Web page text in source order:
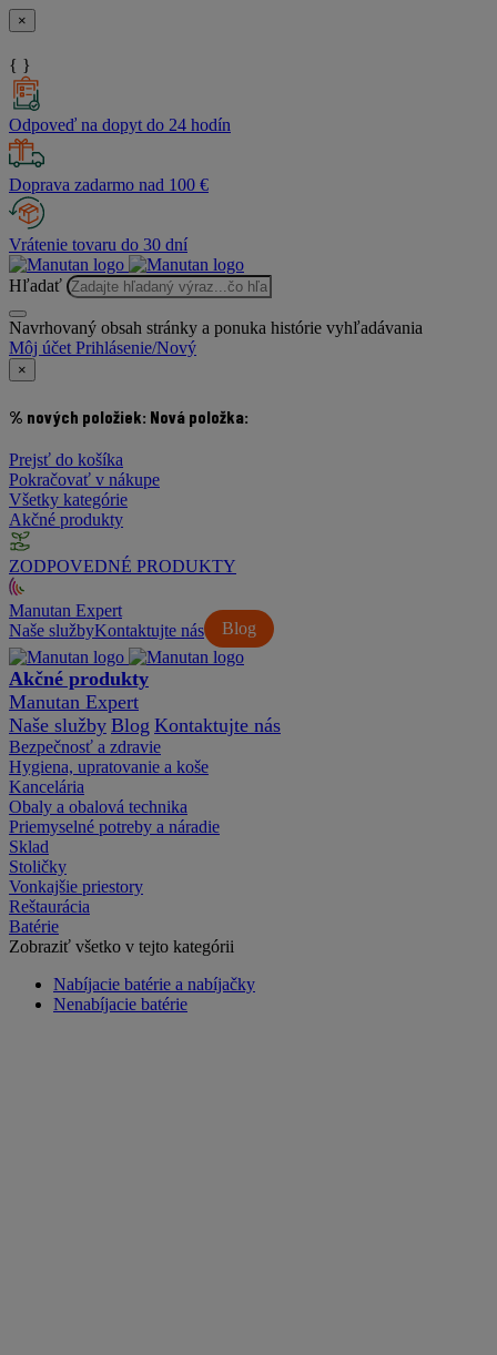
×
{ }
Odpoveď na dopyt do 24 hodín
Doprava zadarmo nad 100 €
Vrátenie tovaru do 30 dní
Hľadať
Navrhovaný obsah stránky a ponuka histórie vyhľadávania
Môj účet Prihlásenie/Nový
×
% nových položiek: Nová položka:
Prejsť do košíka
Pokračovať v nákupe
Všetky kategórie
Akčné produkty
ZODPOVEDNÉ PRODUKTY
Manutan Expert
Naše služby
Blog
Kontaktujte nás
Akčné produkty
Manutan Expert
Naše služby Blog Kontaktujte nás
Bezpečnosť a zdravie
Hygiena, upratovanie a koše
Kancelária
Obaly a obalová technika
Priemyselné potreby a náradie
Sklad
Stoličky
Vonkajšie priestory
Reštaurácia
Batérie
Zobraziť všetko v tejto kategórii
Nabíjacie batérie a nabíjačky
Nenabíjacie batérie